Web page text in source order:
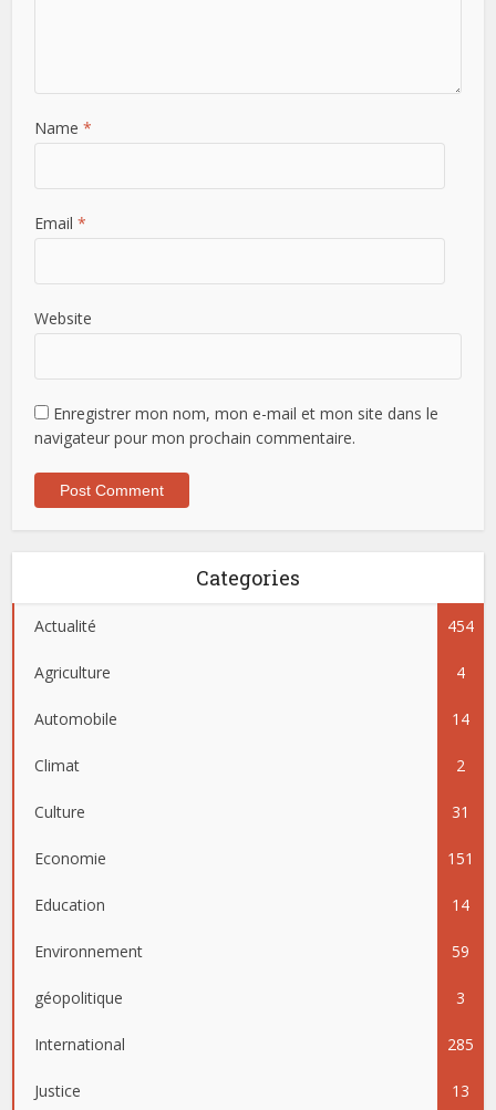
Name *
Email *
Website
Enregistrer mon nom, mon e-mail et mon site dans le
navigateur pour mon prochain commentaire.
Categories
Actualité 454
Agriculture 4
Automobile 14
Climat 2
Culture 31
Economie 151
Education 14
Environnement 59
géopolitique 3
International 285
Justice 13